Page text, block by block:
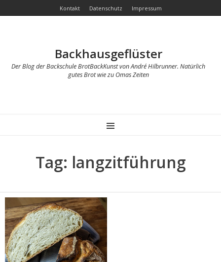
Kontakt Datenschutz Impressum
Backhausgeflüster
Der Blog der Backschule BrotBackKunst von André Hilbrunner. Natürlich
gutes Brot wie zu Omas Zeiten
MENU
Tag: langzitführung